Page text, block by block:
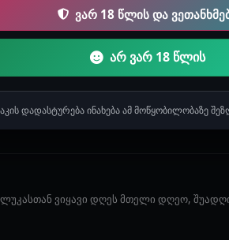
ლესბოსური ისტორიები
ჯერ არ არის დამატებული.
ვიყავი დღეს მთელი დღეო,
ვარ 18 წლის და
არ ვარ 18 წლის
დადასტურება ინახება ამ მოწყობილობაზე